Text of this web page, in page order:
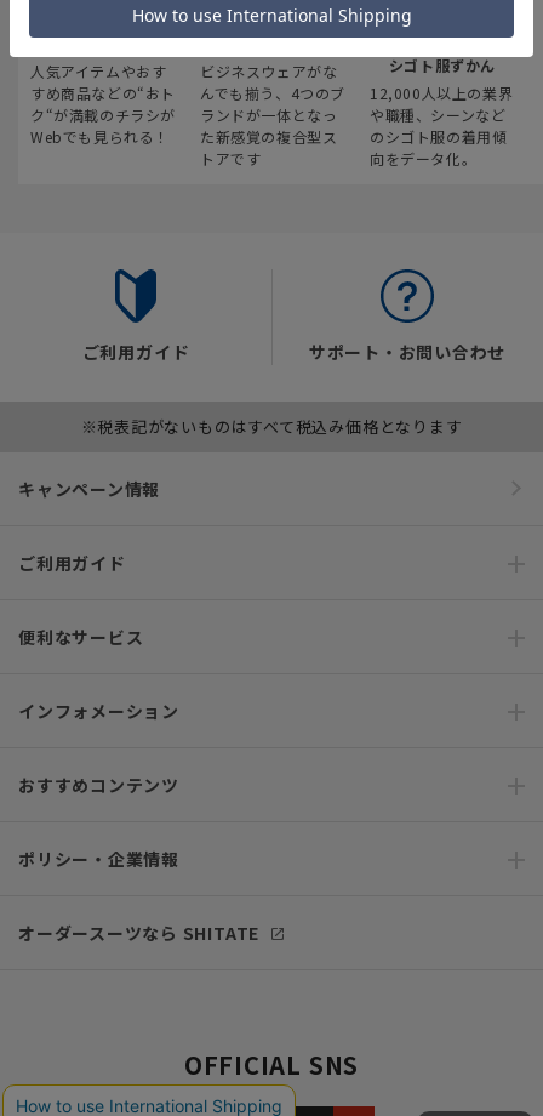
最新のお買い得情報
人気アイテムやおす
すめ商品などの“おト
ク“が満載のチラシが
Webでも見られる！
スーツスクエア
ビジネスウェアがな
んでも揃う、4つのブ
ランドが一体となっ
た新感覚の複合型ス
トアです
みんなの
シゴト服ずかん
12,000人以上の業界
や職種、シーンなど
のシゴト服の着用傾
向をデータ化。
ご利用ガイド サポート・お問い合わせ
※税表記がないものはすべて税込み価格となります
キャンペーン情報
ご利用ガイド
便利なサービス
インフォメーション
おすすめコンテンツ
ポリシー・企業情報
オーダースーツなら SHITATE
OFFICIAL SNS